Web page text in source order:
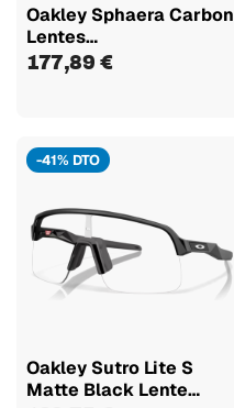
Oakley Sphaera Carbon
Lentes
Fotocromáticas...
177,89 €
-41% DTO
Oakley Sutro Lite S
Matte Black Lente